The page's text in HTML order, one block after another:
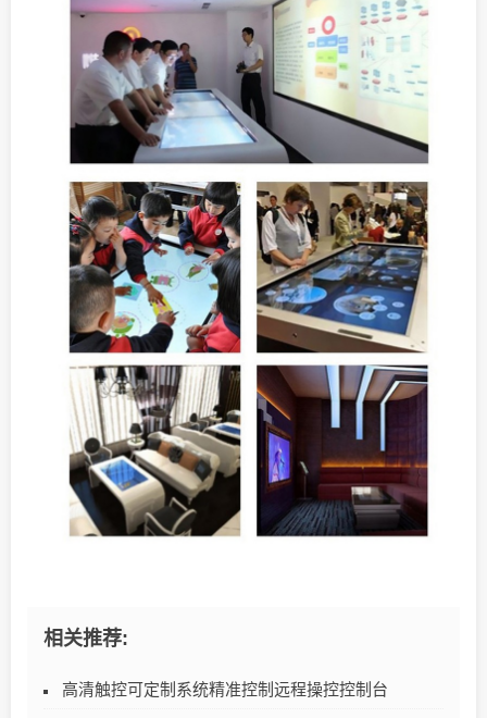
相关推荐:
高清触控可定制系统精准控制远程操控控制台